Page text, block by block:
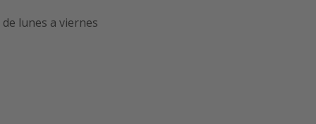
de lunes a viernes